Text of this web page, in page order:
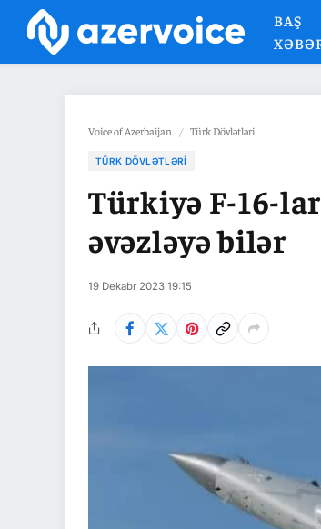
BAŞ
Voice of Azerbaijan / Türk Dövlətləri
TÜRK DÖVLƏTLƏRI
Türkiyə F-16-
əvəzləyə bilər
19 Dekabr 2023 19:15